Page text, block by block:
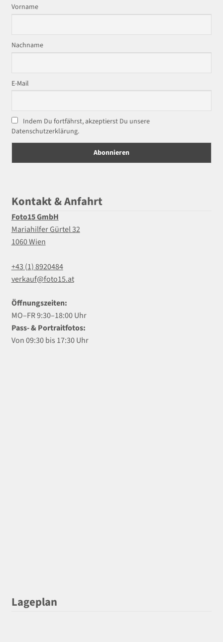
Vorname
Nachname
E-Mail
Indem Du fortfährst, akzeptierst Du unsere
Datenschutzerklärung.
Kontakt & Anfahrt
Foto15 GmbH
Mariahilfer Gürtel 32
1060 Wien
+43 (1) 8920484
verkauf@foto15.at
Öffnungszeiten:
MO–FR 9:30–18:00 Uhr
Pass- & Portraitfotos:
Von 09:30 bis 17:30 Uhr
Lageplan